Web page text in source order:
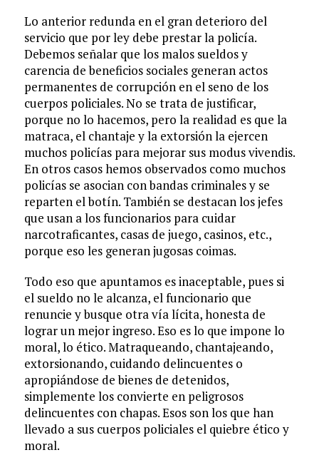
Lo anterior redunda en el gran deterioro del
servicio que por ley debe prestar la policía.
Debemos señalar que los malos sueldos y
carencia de beneficios sociales generan actos
permanentes de corrupción en el seno de los
cuerpos policiales. No se trata de justificar,
porque no lo hacemos, pero la realidad es que la
matraca, el chantaje y la extorsión la ejercen
muchos policías para mejorar sus modus vivendis.
En otros casos hemos observados como muchos
policías se asocian con bandas criminales y se
reparten el botín. También se destacan los jefes
que usan a los funcionarios para cuidar
narcotraficantes, casas de juego, casinos, etc.,
porque eso les generan jugosas coimas.
Todo eso que apuntamos es inaceptable, pues si
el sueldo no le alcanza, el funcionario que
renuncie y busque otra vía lícita, honesta de
lograr un mejor ingreso. Eso es lo que impone lo
moral, lo ético. Matraqueando, chantajeando,
extorsionando, cuidando delincuentes o
apropiándose de bienes de detenidos,
simplemente los convierte en peligrosos
delincuentes con chapas. Esos son los que han
llevado a sus cuerpos policiales el quiebre ético y
moral.